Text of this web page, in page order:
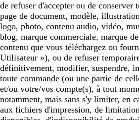
de refuser d'accepter ou de conserver
page de document, modèle,
logo, photo, contenu audio, vidéo,
blog, marque commerciale, marque
contenu que vous téléchargez ou
Utilisateur »), ou de refuser
définitivement, modifier, suspendre,
toute commande (ou une partie de
et/ou votre/vos compte(s), à tout
notamment, mais sans s'y limiter, en
aux fichiers d'impression, de